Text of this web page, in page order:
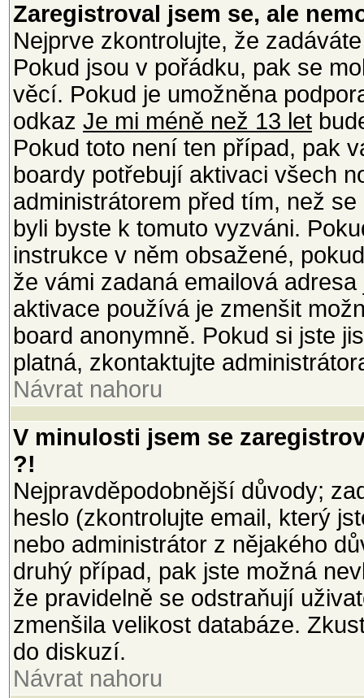
Zaregistroval jsem se, ale
Nejprve zkontrolujte, že
Pokud jsou v pořádku, pak se
věcí. Pokud je umožněna
odkaz Je mi méně než 13 let
Pokud toto není ten případ, pak
boardy potřebují aktivaci všech
administrátorem před tím, než
byli byste k tomuto vyzváni.
instrukce v něm obsažené,
že vámi zadaná emailová
aktivace používá je zmenšit
board anonymně. Pokud si jste
platná, zkontaktujte
Návrat nahoru
V minulosti jsem se
?!
Nejpravděpodobnější důvody;
heslo (zkontrolujte email, který
nebo administrátor z nějakého
druhý případ, pak jste možná
že pravidelně se odstraňují
zmenšila velikost databáze.
do diskuzí.
Návrat nahoru